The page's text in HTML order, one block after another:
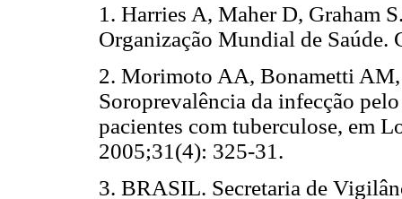
1. Harries A, Maher D, Graham
Organização Mundial de Saúde.
2. Morimoto AA, Bonametti
Soroprevalência da infecção
pacientes com tuberculose, em
2005;31(4): 325-31.
3. BRASIL. Secretaria de